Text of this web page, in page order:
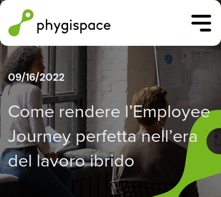
09/16/2022
Come rendere l’Employee
Journey perfetta nell’era
del lavoro ibrido